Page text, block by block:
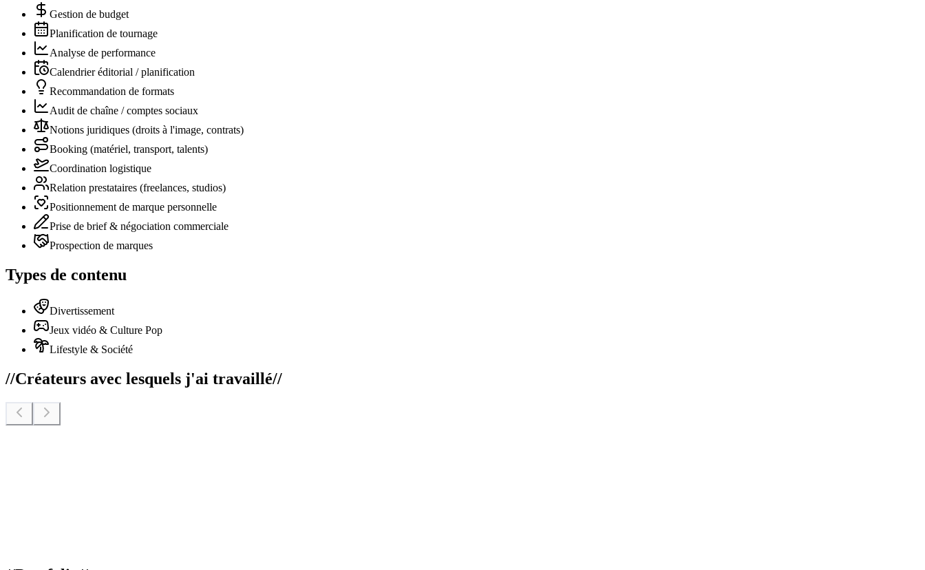
Gestion de budget
Planification de tournage
Analyse de performance
Calendrier éditorial / planification
Recommandation de formats
Audit de chaîne / comptes sociaux
Notions juridiques (droits à l'image, contrats)
Booking (matériel, transport, talents)
Coordination logistique
Relation prestataires (freelances, studios)
Positionnement de marque personnelle
Prise de brief & négociation commerciale
Prospection de marques
Types de contenu
Divertissement
Jeux vidéo & Culture Pop
Lifestyle & Société
//Créateurs avec lesquels j'ai travaillé//